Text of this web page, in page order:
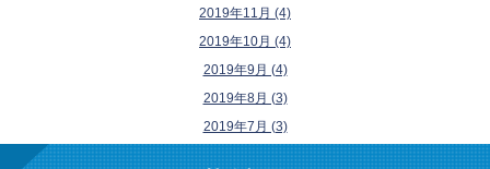
2019年11月 (4)
2019年10月 (4)
2019年9月 (4)
2019年8月 (3)
2019年7月 (3)